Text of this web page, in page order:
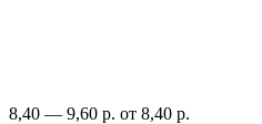
8,40 — 9,60 р. от 8,40 р.